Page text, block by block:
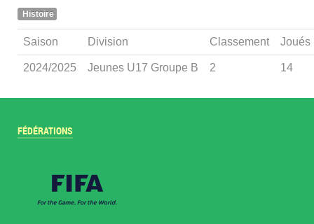
Histoire
Saison Division Classement Joués
2024/2025 Jeunes U17 Groupe B 2 14
FÉDÉRATIONS